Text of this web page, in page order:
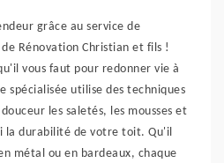
grâce au service de
Rénovation Christian et fils !
vous faut pour redonner vie à
utilise des techniques
les saletés, les mousses et
la durabilité de votre toit. Qu'il
métal ou en bardeaux, chaque